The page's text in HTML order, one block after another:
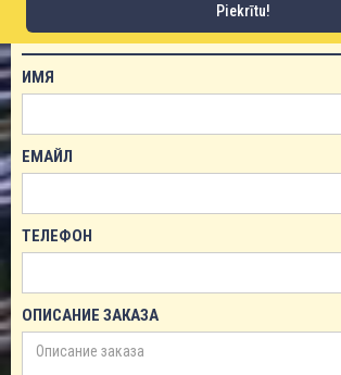
ЗАКАЗАТЬ ТОВАР!
ИМЯ
ЕМАЙЛ
ТЕЛЕФОН
ОПИСАНИЕ ЗАКАЗА
Piekrītu!